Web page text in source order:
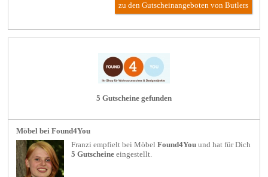
zu den Gutscheinangeboten von Butlers
5 Gutscheine gefunden
Möbel bei Found4You
Franzi empfielt beiMöbel Found4You und hat für Dich
5 Gutscheine eingestellt.